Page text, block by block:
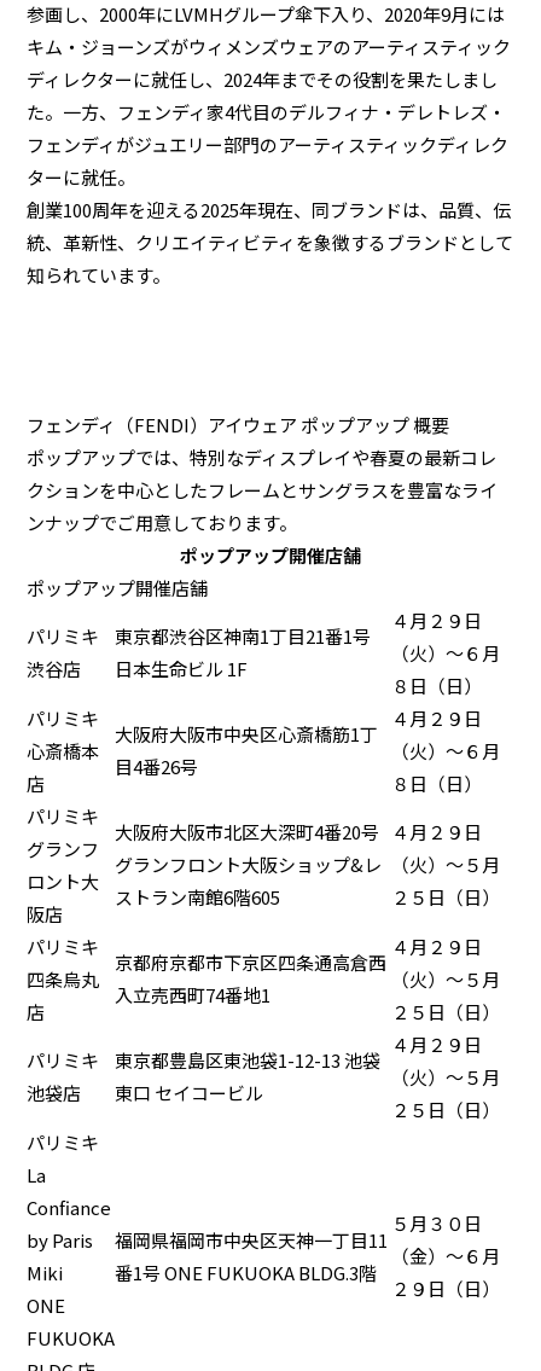
参画し、2000年にLVMHグループ傘下入り、2020年9月には
キム・ジョーンズがウィメンズウェアのアーティスティック
ディレクターに就任し、2024年までその役割を果たしまし
た。一方、フェンディ家4代目のデルフィナ・デレトレズ・
フェンディがジュエリー部門のアーティスティックディレク
ターに就任。
創業100周年を迎える2025年現在、同ブランドは、品質、伝
統、革新性、クリエイティビティを象徴するブランドとして
知られています。
フェンディ（FENDI）アイウェア ポップアップ 概要
ポップアップでは、特別なディスプレイや春夏の最新コレ
クションを中心としたフレームとサングラスを豊富なライ
ンナップでご用意しております。
ポップアップ開催店舗
ポップアップ開催店舗
パリミキ
渋谷店
東京都渋谷区神南1丁目21番1号
日本生命ビル 1F
４月２９日
（火）～６月
８日（日）
パリミキ
心斎橋本
店
大阪府大阪市中央区心斎橋筋1丁
目4番26号
４月２９日
（火）～６月
８日（日）
パリミキ
グランフ
ロント大
阪店
大阪府大阪市北区大深町4番20号
グランフロント大阪ショップ&レ
ストラン南館6階605
４月２９日
（火）～５月
２５日（日）
パリミキ
四条烏丸
店
京都府京都市下京区四条通高倉西
入立売西町74番地1
４月２９日
（火）～５月
２５日（日）
パリミキ
池袋店
東京都豊島区東池袋1-12-13 池袋
東口 セイコービル
４月２９日
（火）～５月
２５日（日）
パリミキ
La
Confiance
by Paris
Miki
ONE
FUKUOKA
福岡県福岡市中央区天神一丁目11
番1号 ONE FUKUOKA BLDG.3階
５月３０日
（金）～６月
２９日（日）